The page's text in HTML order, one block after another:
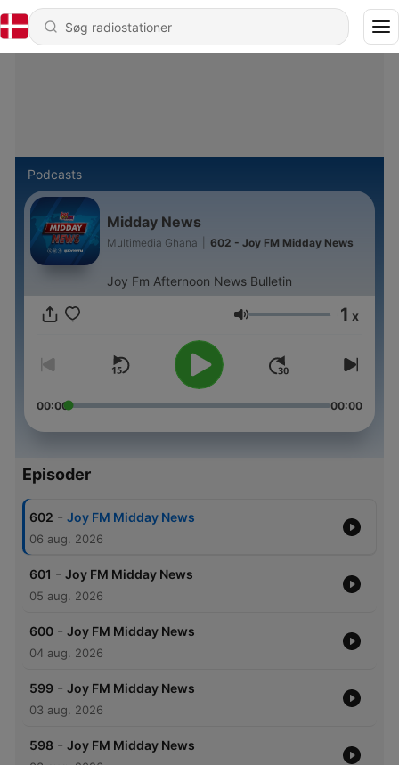
Podcasts
Midday News
Multimedia Ghana 602 - Joy FM Midday News
Joy Fm Afternoon News Bulletin
Lydstyrke 1 x
00:00 00:00
Episoder
602 - Joy FM Midday News
06 aug. 2026
601 - Joy FM Midday News
05 aug. 2026
600 - Joy FM Midday News
04 aug. 2026
599 - Joy FM Midday News
03 aug. 2026
598 - Joy FM Midday News